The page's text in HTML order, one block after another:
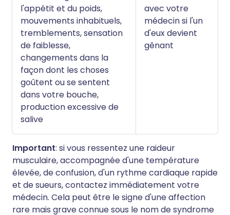
l'appétit et du poids,
mouvements inhabituels,
tremblements, sensation
de faiblesse,
changements dans la
façon dont les choses
goûtent ou se sentent
dans votre bouche,
production excessive de
salive
avec votre
médecin si l'un
d'eux devient
gênant
Important: si vous ressentez une raideur
musculaire, accompagnée d'une température
élevée, de confusion, d'un rythme cardiaque rapide
et de sueurs, contactez immédiatement votre
médecin. Cela peut être le signe d'une affection
rare mais grave connue sous le nom de syndrome